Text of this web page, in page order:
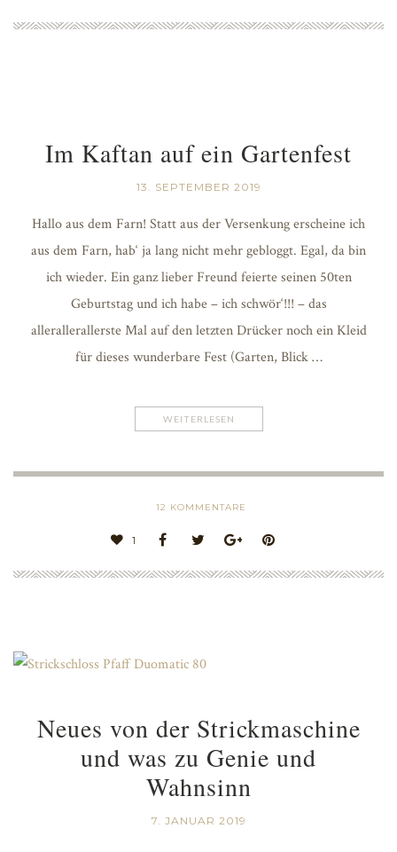
Im Kaftan auf ein Gartenfest
13. SEPTEMBER 2019
Hallo aus dem Farn! Statt aus der Versenkung erscheine ich
aus dem Farn, hab‘ ja lang nicht mehr gebloggt. Egal, da bin
ich wieder. Ein ganz lieber Freund feierte seinen 50ten
Geburtstag und ich habe – ich schwör‘!!! – das
allerallerallerste Mal auf den letzten Drücker noch ein Kleid
für dieses wunderbare Fest (Garten, Blick …
WEITERLESEN
12 KOMMENTARE
1
Neues von der Strickmaschine
und was zu Genie und
Wahnsinn
7. JANUAR 2019